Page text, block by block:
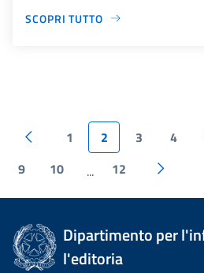
SCOPRI TUTTO
1 2 3 4
9
10 ... 12
Dipartimento per
l'editoria